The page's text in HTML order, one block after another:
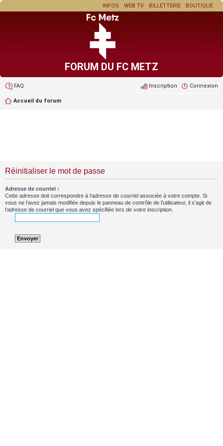
BOUTIQUE
BILLETTERIE
WEB TV
INFOS
FORUM DU FC METZ
FAQ Connexion
Inscription
Accueil du forum
Réinitialiser le mot de passe
Adresse de courriel :
Cette adresse doit correspondre à l’adresse de courriel associée à votre compte. Si
vous ne l’avez jamais modifiée depuis le panneau de contrôle de l’utilisateur, il s’agit de
l’adresse de courriel que vous avez spécifiée lors de votre inscription.